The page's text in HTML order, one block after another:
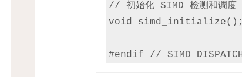
// 初始化 SIMD 检测和调度
void simd_initialize();